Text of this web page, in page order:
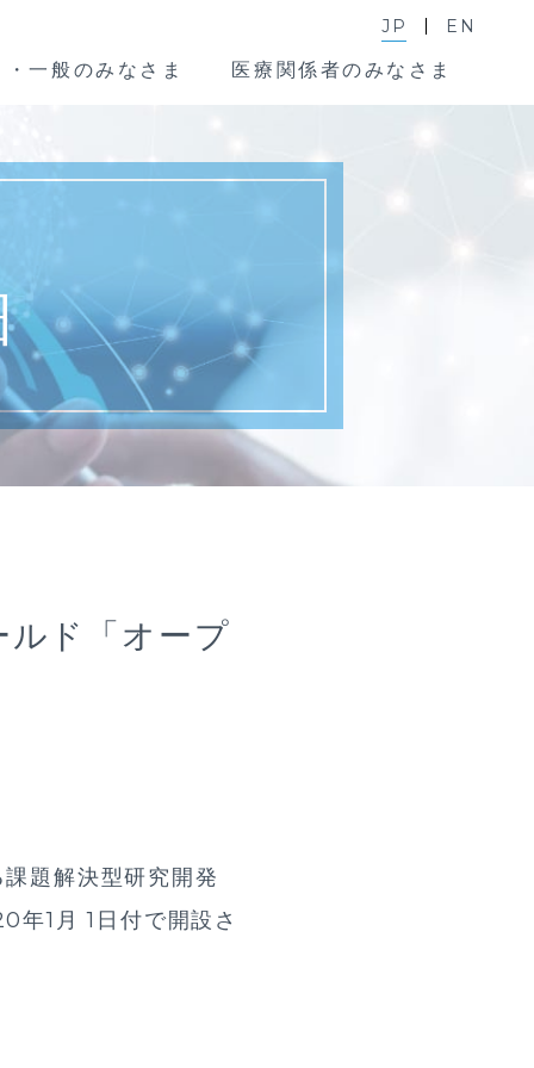
JP EN
一般のみなさま 医療関係者のみなさま
ルド「オープ
題解決型研究開発
1月 1日付で開設さ